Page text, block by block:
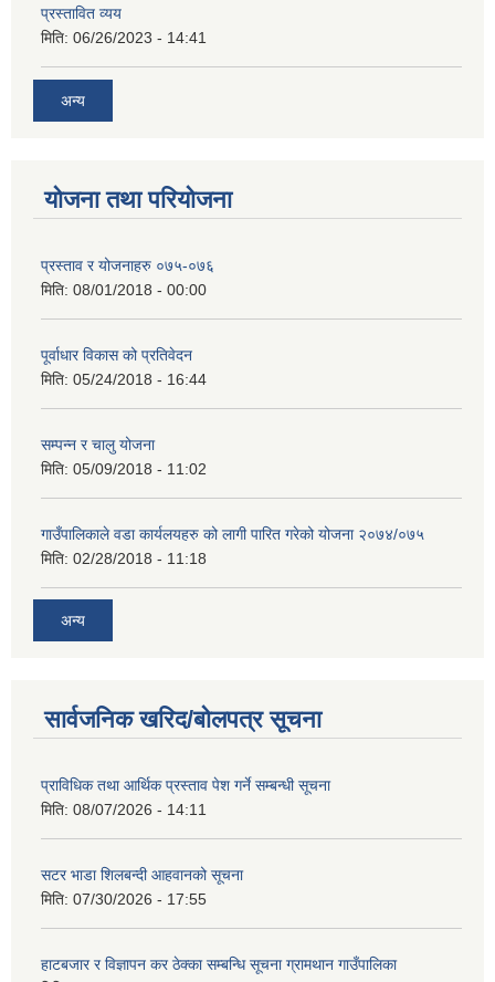
प्रस्तावित व्यय
मिति: 06/26/2023 - 14:41
अन्य
योजना तथा परियोजना
प्रस्ताव र योजनाहरु ०७५-०७६
मिति: 08/01/2018 - 00:00
पूर्वाधार विकास को प्रतिवेदन
मिति: 05/24/2018 - 16:44
सम्पन्न र चालु योजना
मिति: 05/09/2018 - 11:02
गाउँपालिकाले वडा कार्यलयहरु को लागी पारित गरेको योजना २०७४/०७५
मिति: 02/28/2018 - 11:18
अन्य
सार्वजनिक खरिद/बोलपत्र सूचना
प्राविधिक तथा आर्थिक प्रस्ताव पेश गर्ने सम्बन्धी सूचना
मिति: 08/07/2026 - 14:11
सटर भाडा शिलबन्दी आहवानको सूचना
मिति: 07/30/2026 - 17:55
हाटबजार र विज्ञापन कर ठेक्का सम्बन्धि सूचना ग्रामथान गाउँपालिका